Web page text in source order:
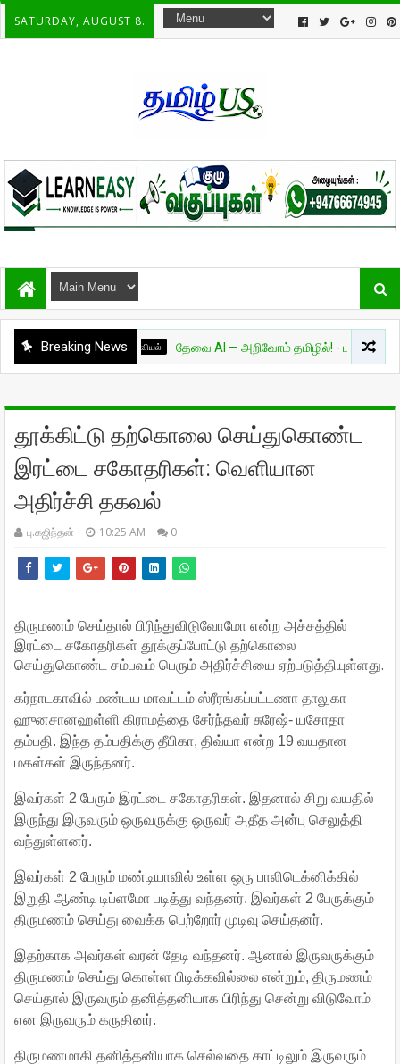
SATURDAY, AUGUST 8.
Breaking News
அறிவியல் தேவை AI — அறிவோம் தமிழில்! - பாகம் 01
தூக்கிட்டு தற்கொலை செய்துகொண்ட
இரட்டை சகோதரிகள்: வெளியான
அதிர்ச்சி தகவல்
பு.கஜிந்தன் 10:25 AM 0
திருமணம் செய்தால் பிரிந்துவிடுவோமோ என்ற அச்சத்தில்
இரட்டை சகோதரிகள் தூக்குப்போட்டு தற்கொலை
செய்துகொண்ட சம்பவம் பெரும் அதிர்ச்சியை ஏற்படுத்தியுள்ளது.
கர்நாடகாவில் மண்டய மாவட்டம் ஸ்ரீரங்கப்பட்டணா தாலுகா
ஹுனசானஹள்ளி கிராமத்தை சேர்ந்தவர் சுரேஷ்- யசோதா
தம்பதி. இந்த தம்பதிக்கு தீபிகா, திவ்யா என்ற 19 வயதான
மகள்கள் இருந்தனர்.
இவர்கள் 2 பேரும் இரட்டை சகோதரிகள். இதனால் சிறு வயதில்
இருந்து இருவரும் ஒருவருக்கு ஒருவர் அதீத அன்பு செலுத்தி
வந்துள்ளனர்.
இவர்கள் 2 பேரும் மண்டியாவில் உள்ள ஒரு பாலிடெக்னிக்கில்
இறுதி ஆண்டி டிப்ளமோ படித்து வந்தனர். இவர்கள் 2 பேருக்கும்
திருமணம் செய்து வைக்க பெற்றோர் முடிவு செய்தனர்.
இதற்காக அவர்கள் வரன் தேடி வந்தனர். ஆனால் இருவருக்கும்
திருமணம் செய்து கொள்ள பிடிக்கவில்லை என்றும், திருமணம்
செய்தால் இருவரும் தனித்தனியாக பிரிந்து சென்று விடுவோம்
என இருவரும் கருதினர்.
திருமணமாகி தனித்தனியாக செல்வதை காட்டிலும் இருவரும்